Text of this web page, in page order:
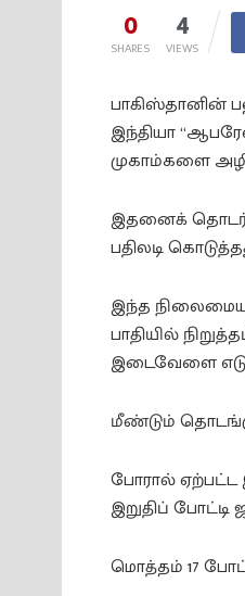
0
SHARES 4
VIEWS
பாகிஸ்தானின்
இந்தியா
முகாம்களை
இதனைக்
பதிலடி
இந்த
பாதியில்
இடைவேளை
மீண்டும்
போரால் ஏற்பட்ட
இறுதிப் போட்டி
மொத்தம் 17